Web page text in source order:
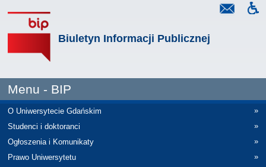
Biuletyn Informacji Publicznej
Menu - BIP
O Uniwersytecie Gdańskim
»
Studenci i doktoranci
»
Ogłoszenia i Komunikaty
»
Prawo Uniwersytetu
»